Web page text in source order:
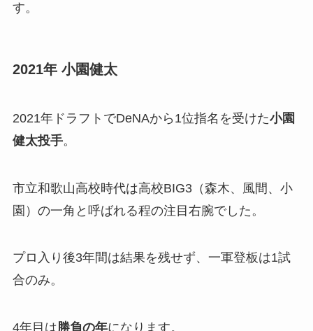
す。
2021年 小園健太
2021年ドラフトでDeNAから1位指名を受けた小園
健太投手。
市立和歌山高校時代は高校BIG3（森木、風間、小
園）の一角と呼ばれる程の注目右腕でした。
プロ入り後3年間は結果を残せず、一軍登板は1試
合のみ。
4年目は勝負の年になります。